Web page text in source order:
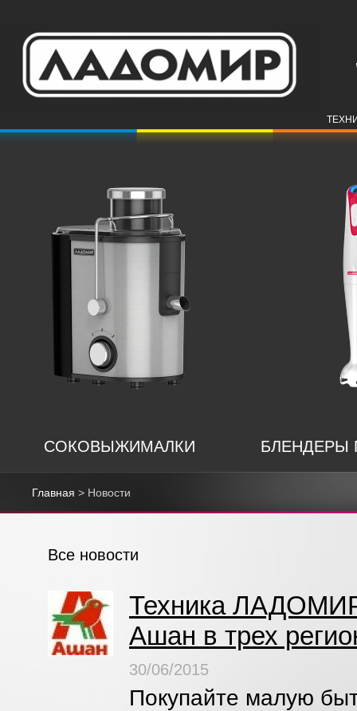
СОКОВЫЖИМАЛКИ БЛЕНДЕРЫ
Главная > Новости
Все новости
Техника ЛАДОМИР
Ашан в трех
30/06/2015
Покупайте малую